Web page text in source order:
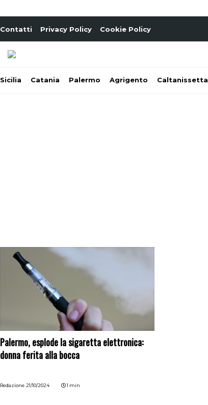
Contatti Privacy Policy Cookie Policy
Sicilia Catania Palermo Agrigento Caltanissetta
Palermo, esplode la sigaretta elettronica:
donna ferita alla bocca
Redazione 21/10/2024 1 min